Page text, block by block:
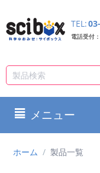
TEL:
電話受付
メニュー
ホーム / 製品一覧